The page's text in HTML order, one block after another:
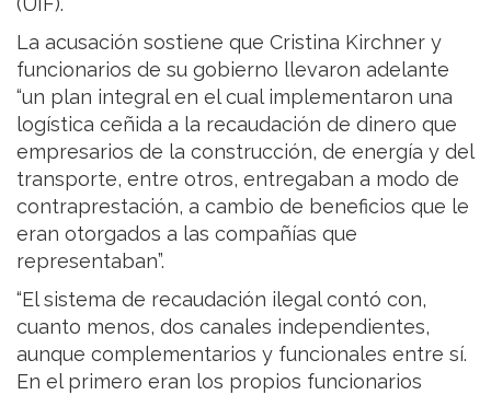
La acusación sostiene que Cristina Kirchner y
funcionarios de su gobierno llevaron adelante
“un plan integral en el cual implementaron una
logística ceñida a la recaudación de dinero que
empresarios de la construcción, de energía y del
transporte, entre otros, entregaban a modo de
contraprestación, a cambio de beneficios que le
eran otorgados a las compañías que
representaban”.
“El sistema de recaudación ilegal contó con,
cuanto menos, dos canales independientes,
aunque complementarios y funcionales entre sí.
En el primero eran los propios funcionarios